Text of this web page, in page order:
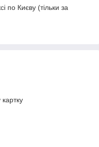
по Києву (тільки за